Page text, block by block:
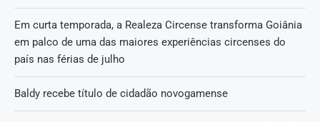
Em curta temporada, a Realeza Circense transforma Goiânia
em palco de uma das maiores experiências circenses do
país nas férias de julho
Baldy recebe título de cidadão novogamense